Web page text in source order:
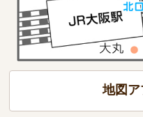
地図ア